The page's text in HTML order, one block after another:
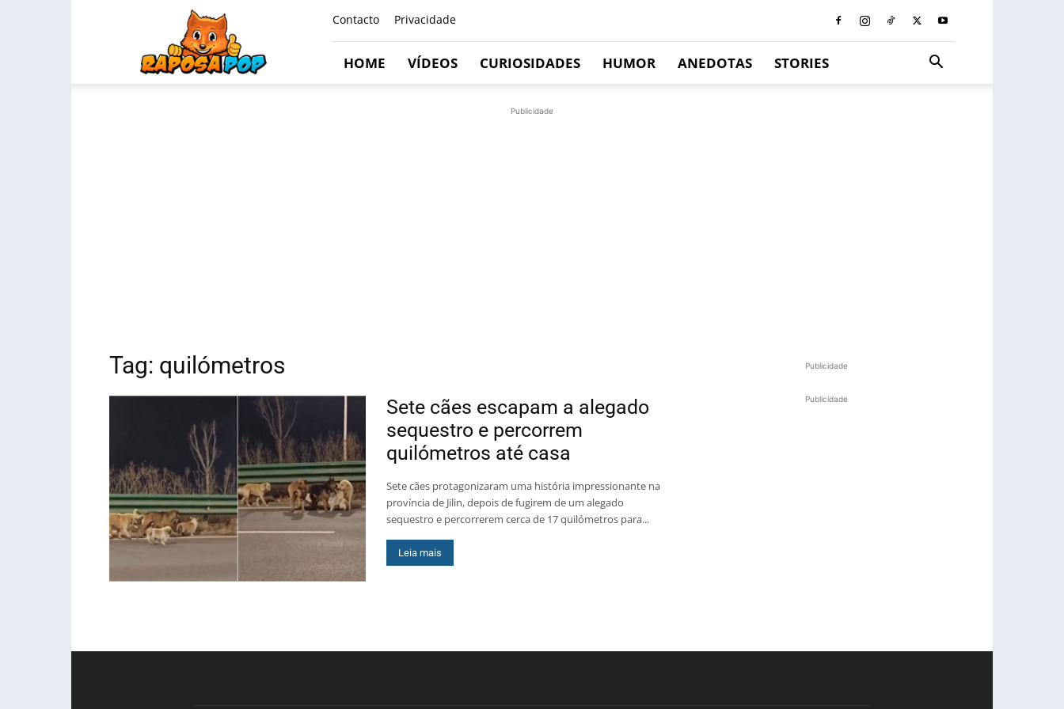
Contacto Privacidade
HOME VÍDEOS CURIOSIDADES HUMOR ANEDOTAS STORIES
Publicidade
Tag: quilómetros
Sete cães escapam a alegado
sequestro e percorrem
quilómetros até casa
Sete cães protagonizaram uma história impressionante na
província de Jilin, depois de fugirem de um alegado
sequestro e percorrerem cerca de 17 quilómetros para...
Leia mais
Publicidade
Publicidade